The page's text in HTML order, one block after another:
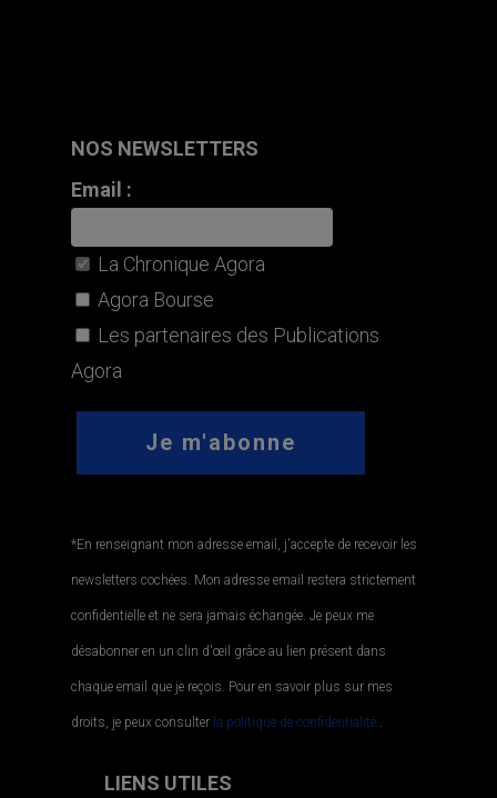
NOS NEWSLETTERS
Email :
La Chronique Agora
Agora Bourse
Les partenaires des Publications
Agora
*En renseignant mon adresse email, j'accepte de recevoir les
newsletters cochées. Mon adresse email restera strictement
confidentielle et ne sera jamais échangée. Je peux me
désabonner en un clin d'œil grâce au lien présent dans
chaque email que je reçois. Pour en savoir plus sur mes
droits, je peux consulter la politique de confidentialité..
LIENS UTILES